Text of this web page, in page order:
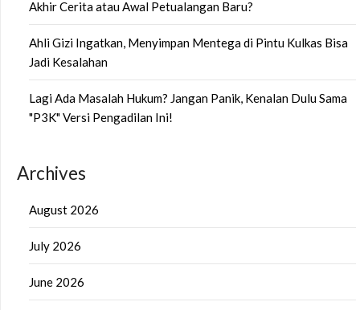
Akhir Cerita atau Awal Petualangan Baru?
Ahli Gizi Ingatkan, Menyimpan Mentega di Pintu Kulkas Bisa
Jadi Kesalahan
Lagi Ada Masalah Hukum? Jangan Panik, Kenalan Dulu Sama
"P3K" Versi Pengadilan Ini!
Archives
August 2026
July 2026
June 2026